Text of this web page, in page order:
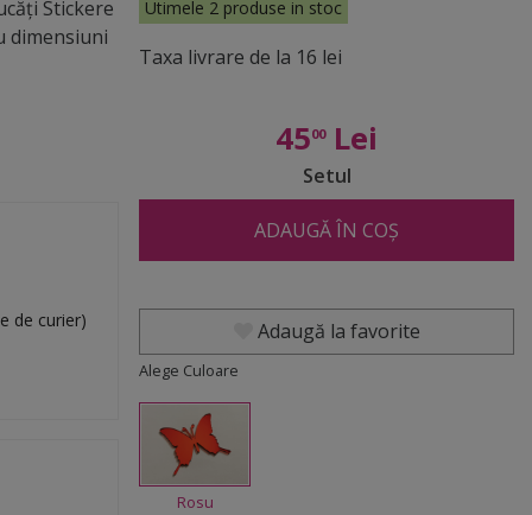
Stickere
dimensiuni
de curier)
Utimele 2 produse in stoc
Taxa livrare de la 16 lei
4500Lei
Setul
ADAUGĂ ÎN COȘ
Adaugă la favorite
Alege Culoare
Rosu